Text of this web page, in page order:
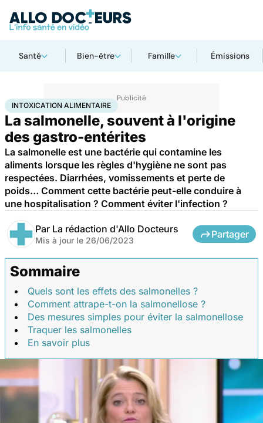
Santé Bien-être Famille Émissions
AccueilSantéMaladiesIntoxication alimentaire
INTOXICATION ALIMENTAIRE
La salmonelle, souvent à l'origine
des gastro-entérites
La salmonelle est une bactérie qui contamine les
aliments lorsque les règles d'hygiène ne sont pas
respectées. Diarrhées, vomissements et perte de
poids… Comment cette bactérie peut-elle conduire à
une hospitalisation ? Comment éviter l'infection ?
Par La rédaction d'Allo Docteurs
Mis à jour le 26/06/2023
Partager
Sommaire
Quels sont les effets des salmonelles ?
Comment attrape-t-on la salmonellose ?
Des mesures simples pour éviter la salmonellose
Traquer les salmonelles
En savoir plus